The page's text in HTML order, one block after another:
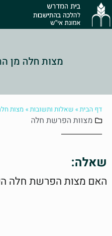
מצות חלה מן
דף הבית» שאלות ותשובות» מצות
מצוותהפרשת חלה
שאלה:
האם מצות הפרשת חלה